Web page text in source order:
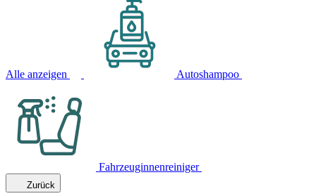
Alle anzeigen Autoshampoo
Fahrzeuginnenreiniger
Zurück